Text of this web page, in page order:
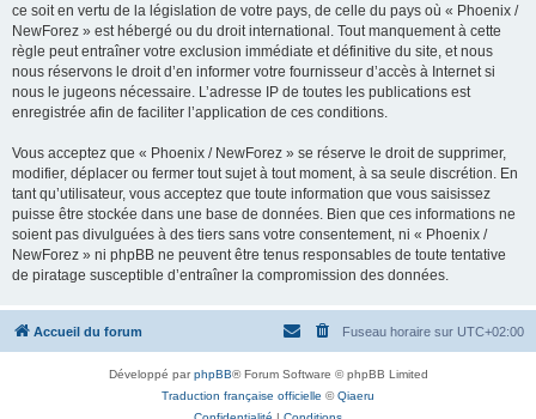
ce soit en vertu de la législation de votre pays, de celle du pays où « Phoenix /
NewForez » est hébergé ou du droit international. Tout manquement à cette
règle peut entraîner votre exclusion immédiate et définitive du site, et nous
nous réservons le droit d’en informer votre fournisseur d’accès à Internet si
nous le jugeons nécessaire. L’adresse IP de toutes les publications est
enregistrée afin de faciliter l’application de ces conditions.
Vous acceptez que « Phoenix / NewForez » se réserve le droit de supprimer,
modifier, déplacer ou fermer tout sujet à tout moment, à sa seule discrétion. En
tant qu’utilisateur, vous acceptez que toute information que vous saisissez
puisse être stockée dans une base de données. Bien que ces informations ne
soient pas divulguées à des tiers sans votre consentement, ni « Phoenix /
NewForez » ni phpBB ne peuvent être tenus responsables de toute tentative
de piratage susceptible d’entraîner la compromission des données.
Accueil du forum Fuseau horaire sur UTC+02:00
Développé parphpBB® Forum Software © phpBB Limited
Traduction française officielle ©Qiaeru